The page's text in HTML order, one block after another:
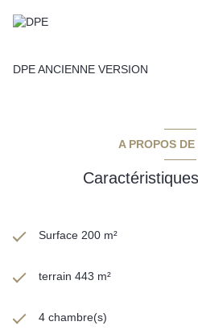
DPE ANCIENNE VERSION
A PROPOS
Surface 200 m²
terrain 443 m²
4 chambre(s)